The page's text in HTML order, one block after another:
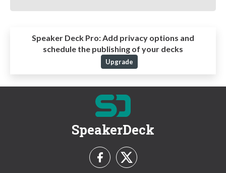
Speaker Deck Pro:Add privacy options and
schedule the publishing of your decks
Upgrade
SpeakerDeck